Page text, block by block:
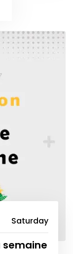
Saturday
semaine